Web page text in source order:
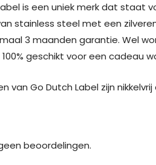
is een uniek merk dat staat
stainless steel met een
3 maanden garantie. Wel
geschikt voor een cadeau
van Go Dutch Label zijn
beoordelingen.